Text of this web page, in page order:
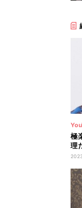
極
理
し